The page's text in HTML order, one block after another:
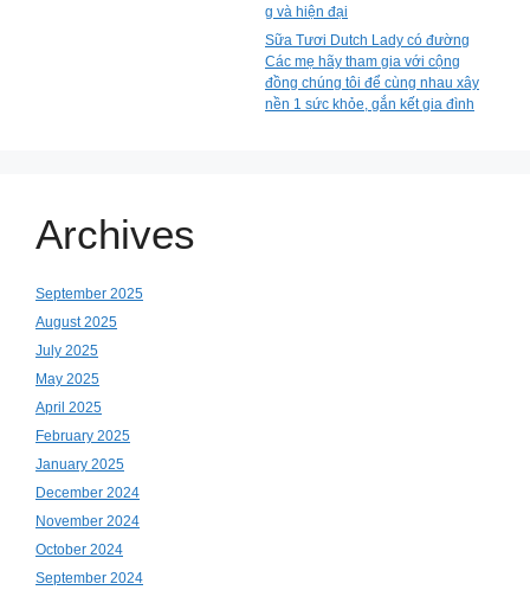
g và hiện đại
Sữa Tươi Dutch Lady có đường
Các mẹ hãy tham gia với cộng
đồng chúng tôi để cùng nhau xây
nền 1 sức khỏe, gắn kết gia đình
Archives
September 2025
August 2025
July 2025
May 2025
April 2025
February 2025
January 2025
December 2024
November 2024
October 2024
September 2024